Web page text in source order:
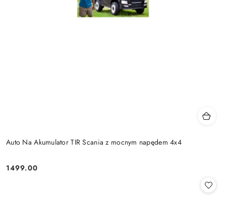
Auto Na Akumulator TIR Scania z mocnym napędem 4x4
Cena:
1499.00